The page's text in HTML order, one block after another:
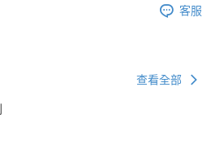
客服
查看全部